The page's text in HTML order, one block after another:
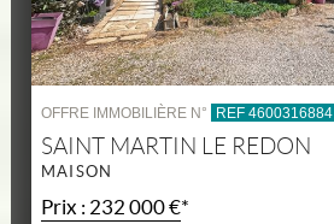
OFFRE IMMOBILIÈRE N° REF 4600316884
SAINT MARTIN LE REDON
MAISON
Prix : 232 000 €*